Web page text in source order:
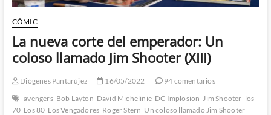
CÓMIC
La nueva corte del emperador: Un
coloso llamado Jim Shooter (XIII)
Diógenes Pantarújez 16/05/2022
94 comentarios
avengers Bob Layton David Michelinie DC Implosion Jim Shooter los
70 Los 80 Los Vengadores Roger Stern Un coloso llamado Jim Shooter